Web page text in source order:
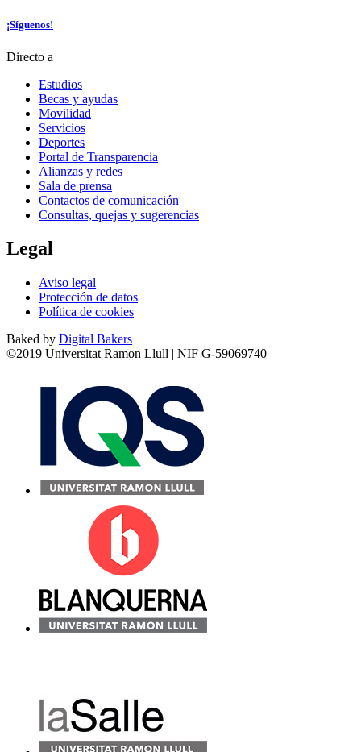
¡Síguenos!
Directo a
Estudios
Becas y ayudas
Movilidad
Servicios
Deportes
Portal de Transparencia
Alianzas y redes
Sala de prensa
Contactos de comunicación
Consultas, quejas y sugerencias
Legal
Aviso legal
Protección de datos
Política de cookies
Baked by Digital Bakers
©2019 Universitat Ramon Llull | NIF G-59069740